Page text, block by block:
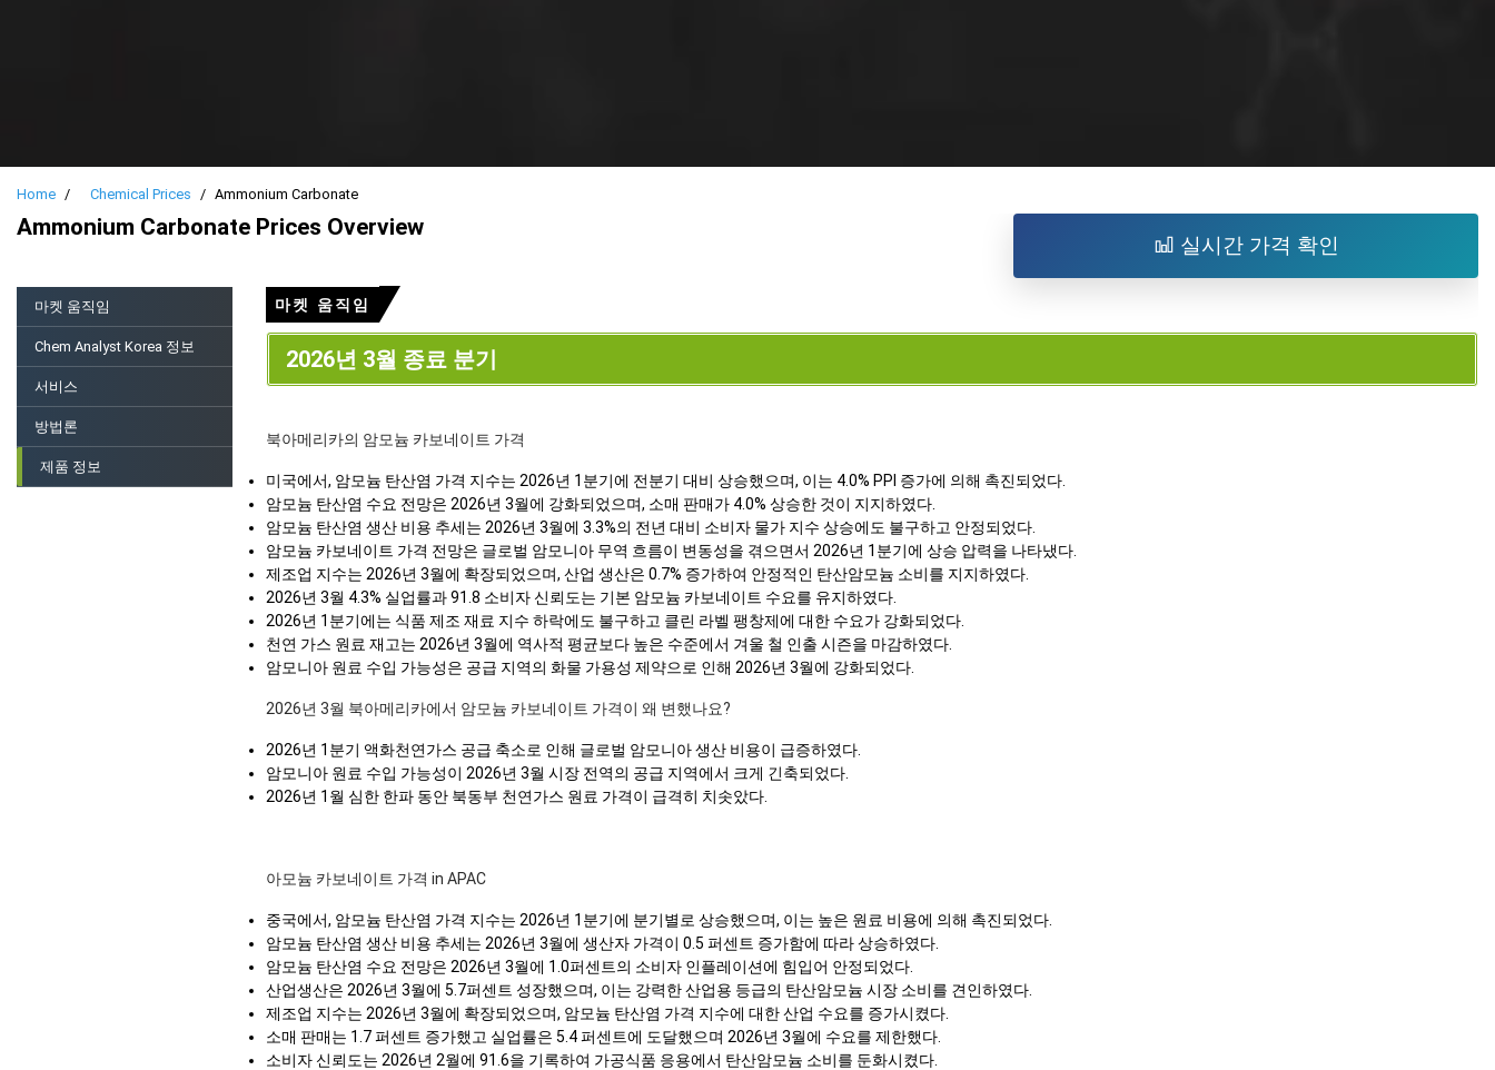
Home Chemical Prices Ammonium Carbonate
Ammonium Carbonate Prices Overview
실시간 가격 확인
마켓 움직임
Chem Analyst Korea 정보
서비스
방법론
제품 정보
마켓 움직임
2026년 3월 종료 분기
북아메리카의 암모늄 카보네이트 가격
미국에서, 암모늄 탄산염 가격 지수는 2026년 1분기에 전분기 대비 상승했으며, 이는 4.0% PPI 증가에 의해 촉진되었다.
암모늄 탄산염 수요 전망은 2026년 3월에 강화되었으며, 소매 판매가 4.0% 상승한 것이 지지하였다.
암모늄 탄산염 생산 비용 추세는 2026년 3월에 3.3%의 전년 대비 소비자 물가 지수 상승에도 불구하고 안정되었다.
암모늄 카보네이트 가격 전망은 글로벌 암모니아 무역 흐름이 변동성을 겪으면서 2026년 1분기에 상승 압력을 나타냈다.
제조업 지수는 2026년 3월에 확장되었으며, 산업 생산은 0.7% 증가하여 안정적인 탄산암모늄 소비를 지지하였다.
2026년 3월 4.3% 실업률과 91.8 소비자 신뢰도는 기본 암모늄 카보네이트 수요를 유지하였다.
2026년 1분기에는 식품 제조 재료 지수 하락에도 불구하고 클린 라벨 팽창제에 대한 수요가 강화되었다.
천연 가스 원료 재고는 2026년 3월에 역사적 평균보다 높은 수준에서 겨울 철 인출 시즌을 마감하였다.
암모니아 원료 수입 가능성은 공급 지역의 화물 가용성 제약으로 인해 2026년 3월에 강화되었다.
2026년 3월 북아메리카에서 암모늄 카보네이트 가격이 왜 변했나요?
2026년 1분기 액화천연가스 공급 축소로 인해 글로벌 암모니아 생산 비용이 급증하였다.
암모니아 원료 수입 가능성이 2026년 3월 시장 전역의 공급 지역에서 크게 긴축되었다.
2026년 1월 심한 한파 동안 북동부 천연가스 원료 가격이 급격히 치솟았다.
아모늄 카보네이트 가격 in APAC
중국에서, 암모늄 탄산염 가격 지수는 2026년 1분기에 분기별로 상승했으며, 이는 높은 원료 비용에 의해 촉진되었다.
암모늄 탄산염 생산 비용 추세는 2026년 3월에 생산자 가격이 0.5 퍼센트 증가함에 따라 상승하였다.
암모늄 탄산염 수요 전망은 2026년 3월에 1.0퍼센트의 소비자 인플레이션에 힘입어 안정되었다.
산업생산은 2026년 3월에 5.7퍼센트 성장했으며, 이는 강력한 산업용 등급의 탄산암모늄 시장 소비를 견인하였다.
제조업 지수는 2026년 3월에 확장되었으며, 암모늄 탄산염 가격 지수에 대한 산업 수요를 증가시켰다.
소매 판매는 1.7 퍼센트 증가했고 실업률은 5.4 퍼센트에 도달했으며 2026년 3월에 수요를 제한했다.
소비자 신뢰도는 2026년 2월에 91.6을 기록하여 가공식품 응용에서 탄산암모늄 소비를 둔화시켰다.